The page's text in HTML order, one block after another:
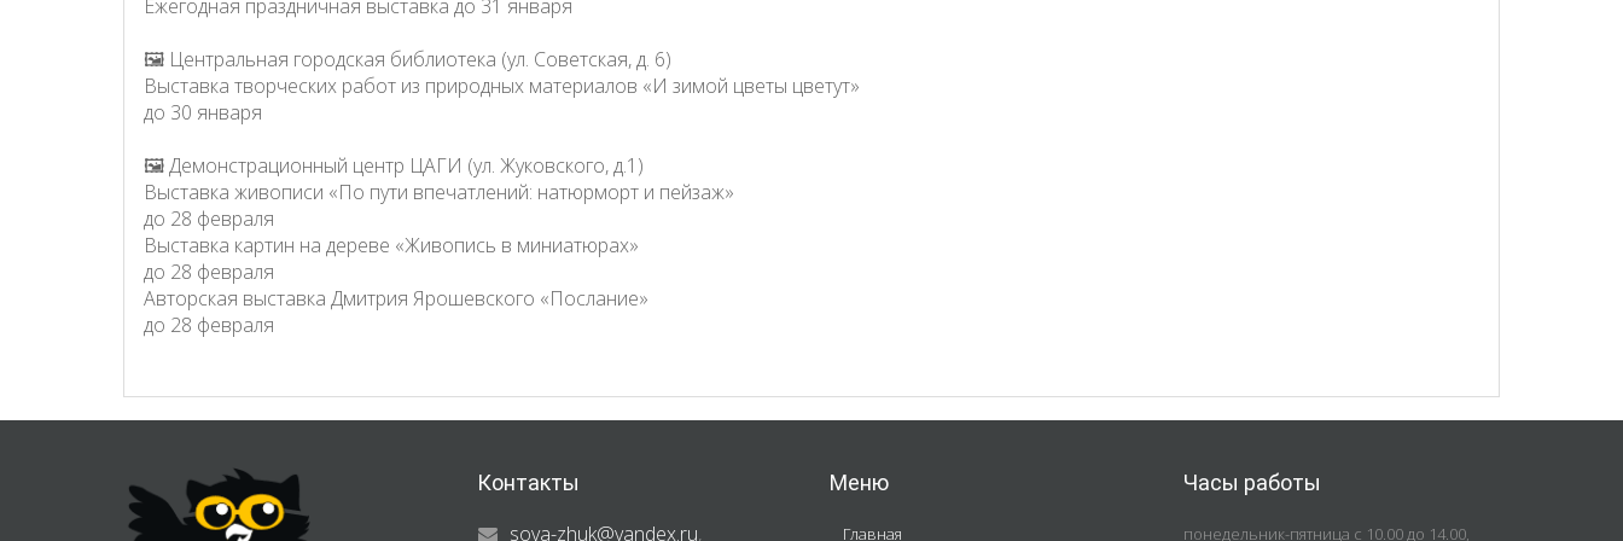
Ежегодная праздничная выставка до 31 января
🖼 Центральная городская библиотека (ул. Советская, д. 6)
Выставка творческих работ из природных материалов «И зимой цветы цветут»
до 30 января
🖼 Демонстрационный центр ЦАГИ (ул. Жуковского, д.1)
Выставка живописи «По пути впечатлений: натюрморт и пейзаж»
до 28 февраля
Выставка картин на дереве «Живопись в миниатюрах»
до 28 февраля
Авторская выставка Дмитрия Ярошевского «Послание»
до 28 февраля
Контакты
sova-zhuk@yandex.ru,
Меню
Главная
Часы работы
понедельник-пятница с 10.00 до 14.00,